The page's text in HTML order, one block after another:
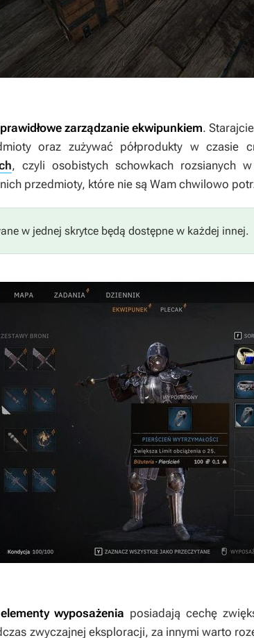
prawidłowe zarządzanie ekwipunkiem.
oraz zużywać półprodukty w czasie
, czyli osobistych schowkach rozsianych
przedmioty, które nie są Wam chwilowo
w jednej skrytce będą dostępne w każdej innej.
elementy wyposażenia posiadają cechę
zwyczajnej eksploracji, za innymi warto